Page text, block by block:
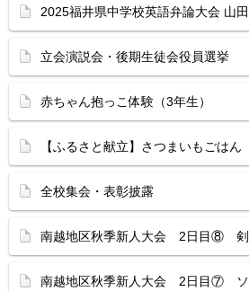
2025福井県中学校英語弁論大会 山
立会演説会・後期生徒会役員選挙
赤ちゃん抱っこ体験（3年生）
【ふるさと献立】さつまいもごはん
全校集会・表彰披露
南越地区秋季新人大会 2日目⑧ 剣
南越地区秋季新人大会 2日目⑦